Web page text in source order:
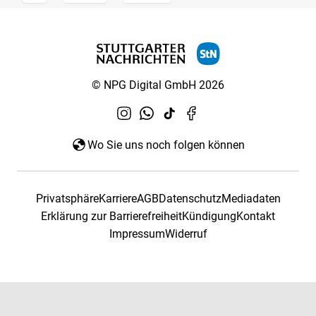
© NPG Digital GmbH 2026
Wo Sie uns noch folgen können
PrivatsphäreKarriereAGBDatenschutzMediadaten
Erklärung zur BarrierefreiheitKündigungKontakt
ImpressumWiderruf